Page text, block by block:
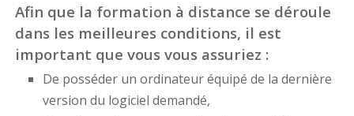
Afin que la formation à distance se déroule
dans les meilleures conditions, il est
important que vous vous assuriez :
De posséder un ordinateur équipé de la dernière
version du logiciel demandé,